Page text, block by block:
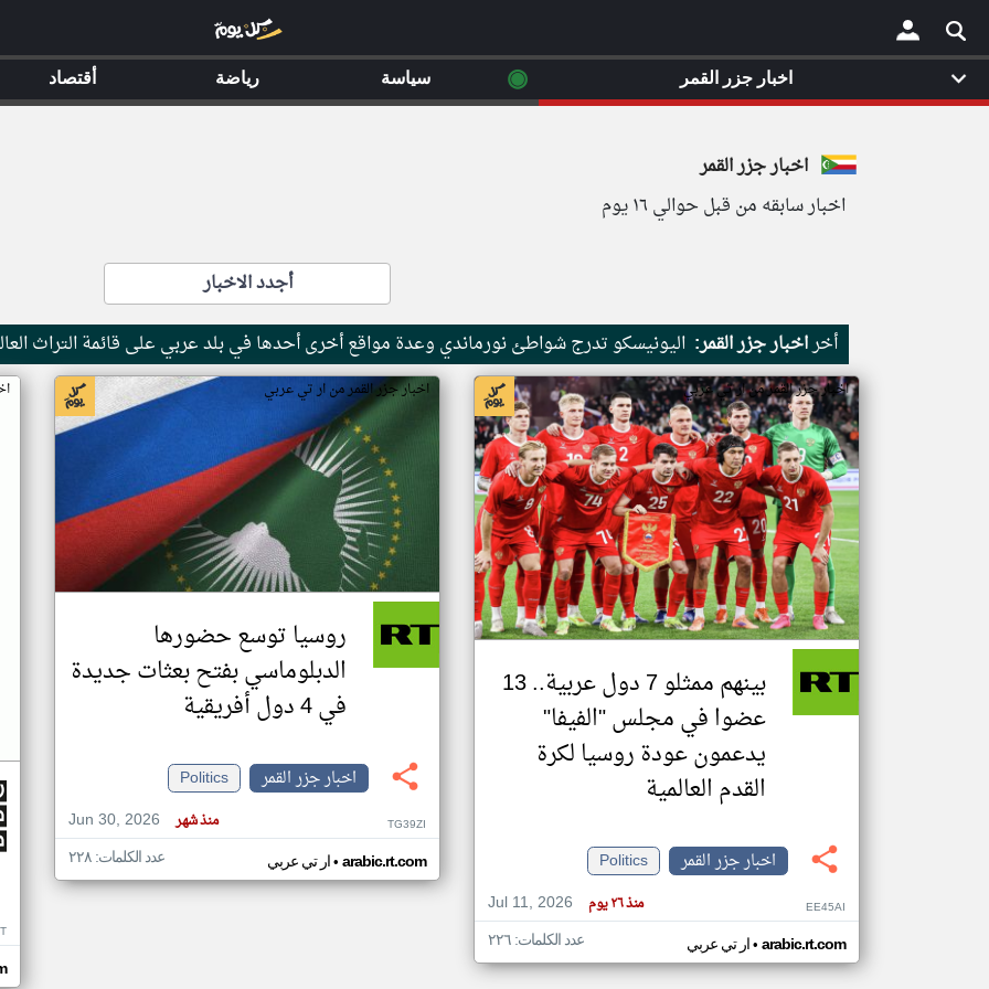
×
اخبار جزر القمر
اخبار سابقه من قبل حوالي ١٦ يوم
أجدد الاخبار
أخراخبار جزر القمر: اليونيسكو تدرج شواطئ نورماندي وعدة مواقع أخرى أحدها في بلد عربي على قائمة التراث
اخبار جزر القمر من ار تي عربي
بينهم ممثلو 7 دول عربية.. 13
عضوا في مجلس "الفيفا"
يدعمون عودة روسيا لكرة
القدم العالمية
اخبار جزر القمر
Politics
Jul 11, 2026
منذ ٢٦ يوم EE45AI
ار تي عربي• arabic.rt.com عدد الكلمات: ٢٢٦
اخبار جزر القمر من ار تي عربي
روسيا توسع حضورها
الدبلوماسي بفتح بعثات جديدة
في 4 دول أفريقية
اخبار جزر القمر
Politics
Jun 30, 2026
منذ شهر TG39ZI
ار تي عربي• arabic.rt.com عدد الكلمات: ٢٢٨
اخبار جزر القمر ◉ سياسة رياضة أقتصاد